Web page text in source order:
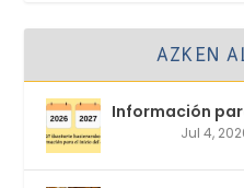
AZKEN
Información
Jul 4,